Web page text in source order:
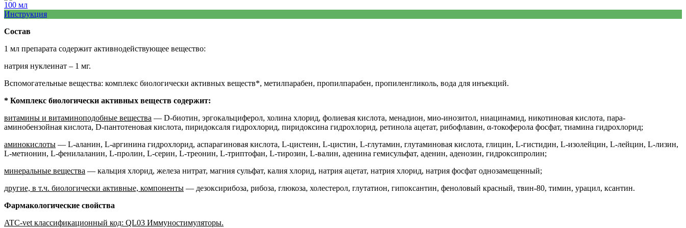
100 мл
Инструкция
Состав
1 мл препарата содержит активнодействующее вещество:
натрия нуклеинат – 1 мг.
Вспомогательные вещества: комплекс биологически активных веществ*, метилпарабен, пропилпарабен, пропиленгликоль, вода для инъекций.
* Комплекс биологически активных веществ содержит:
витамины и витаминоподобные вещества — D-биотин, эргокальциферол, холина хлорид, фолиевая кислота, менадион, мио-инозитол, ниацинамид, никотиновая кислота, пара-
аминобензойная кислота, D-пантотеновая кислота, пиридоксаля гидрохлорид, пиридоксина гидрохлорид, ретинола ацетат, рибофлавин, α-токоферола фосфат, тиамина гидрохлорид;
аминокислоты — L-аланин, L-аргинина гидрохлорид, аспарагиновая кислота, L-цистеин, L-цистин, L-глутамин, глутаминовая кислота, глицин, L-гистидин, L-изолейцин, L-лейцин, L-лизин,
L-метионин, L-фенилаланин, L-пролин, L-серин, L-треонин, L-триптофан, L-тирозин, L-валин, аденина гемисульфат, аденин, аденозин, гидроксипролин;
минеральные вещества — кальция хлорид, железа нитрат, магния сульфат, калия хлорид, натрия ацетат, натрия хлорид, натрия фосфат однозамещенный;
другие, в т.ч. биологически активные, компоненты — дезоксирибоза, рибоза, глюкоза, холестерол, глутатион, гипоксантин, феноловый красный, твин-80, тимин, урацил, ксантин.
Фармакологические свойства
ATC-vet классификационный код: QL03 Иммуностимуляторы.